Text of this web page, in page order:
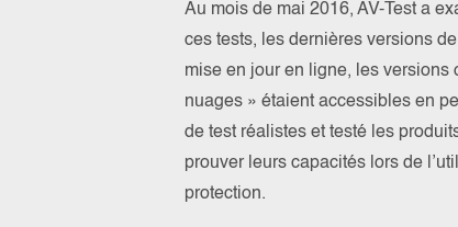
Au mois de mai 2016, AV-Test a
ces tests, les dernières versions
mise en jour en ligne, les versions
nuages » étaient accessibles en
de test réalistes et testé les
prouver leurs capacités lors de
protection.